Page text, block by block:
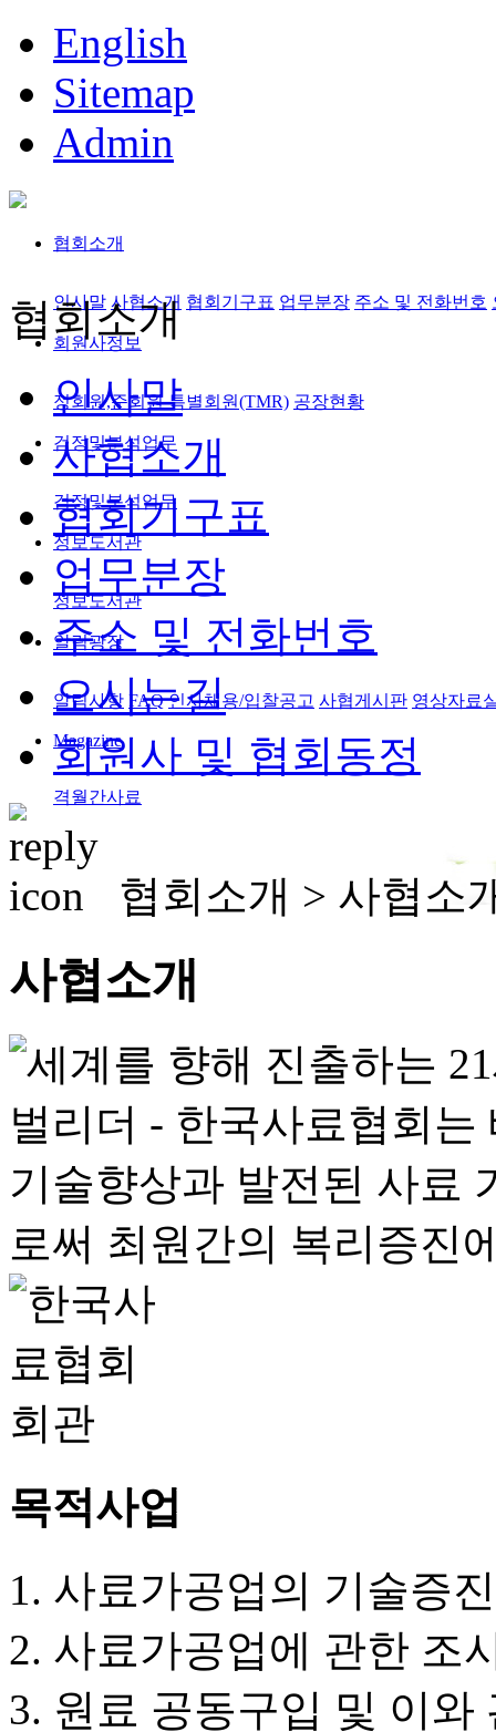
English
Sitemap
Admin
협회소개
인사말 사협소개 협회기구표 업무분장 주소 및 전화번호
회원사정보
정회원,준회원 특별회원(TMR) 공장현황
검정및분석업무
검정및분석업무
정보도서관
정보도서관
알림광장
알림사항 FAQ 인사채용/입찰공고 사협게시판 영상자료
Magazine
격월간사료
협회소개
인사말
사협소개
협회기구표
업무분장
주소 및 전화번호
오시는길
회원사 및 협회동정
협회소개 > 사협소
사협소개
목적사업
사료가공업의 기술증
사료가공업에 관한 조
원료 공동구입 및 이와